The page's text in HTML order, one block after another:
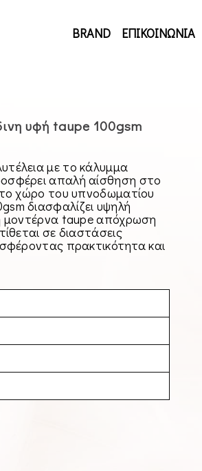
BRAND ΕΠΙΚΟΙΝΩΝΙΑ
υφή taupe 100gsm
με το κάλυμμα
απαλή αίσθηση στο
χώρο του υπνοδωματίου
διασφαλίζει υψηλή
μοντέρνα taupe απόχρωση
σε διαστάσεις
πρακτικότητα και